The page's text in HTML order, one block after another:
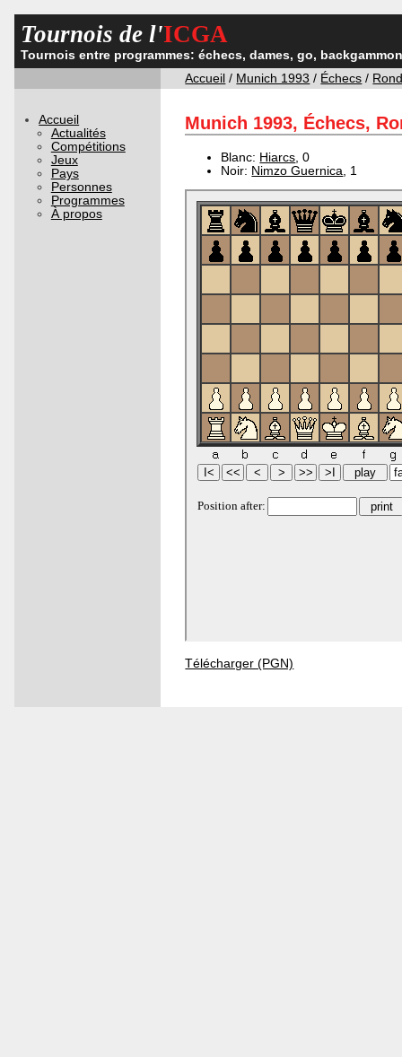
Tournois de l'ICGA
Tournois entre programmes: échecs, dames, go,
Accueil / Munich 1993 / Échecs /
Accueil
Actualités
Compétitions
Jeux
Pays
Personnes
Programmes
À propos
Munich 1993, Échecs,
Blanc: Hiarcs , 0
Noir: Nimzo Guernica , 1
Télécharger (PGN)